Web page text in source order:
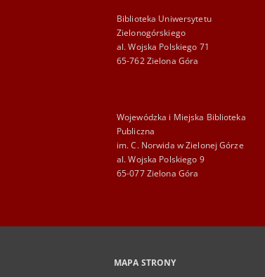
Biblioteka Uniwersytetu
Zielonogórskiego
al. Wojska Polskiego 71
65-762 Zielona Góra
Wojewódzka i Miejska Biblioteka
Publiczna
im. C. Norwida w Zielonej Górze
al. Wojska Polskiego 9
65-077 Zielona Góra
MAPA STRONY